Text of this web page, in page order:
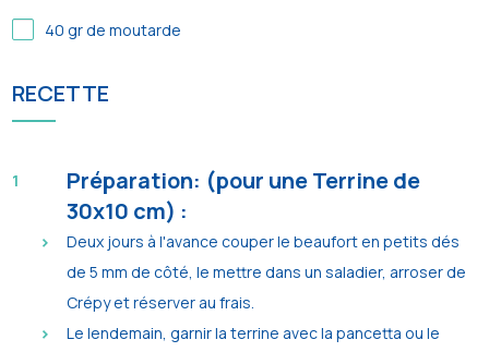
40 gr de moutarde
RECETTE
Préparation: (pour une Terrine de
30x10 cm) :
Deux jours à l'avance couper le beaufort en petits dés
de 5 mm de côté, le mettre dans un saladier, arroser de
Crépy et réserver au frais.
Le lendemain, garnir la terrine avec la pancetta ou le